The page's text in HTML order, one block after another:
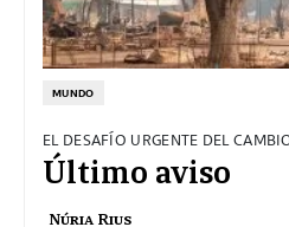
MUNDO
EL DESAFÍO URGENTE DEL
Último aviso
Núria Rius